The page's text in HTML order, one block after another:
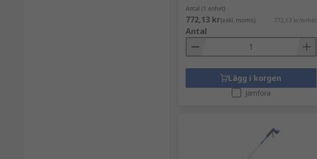
Antal (1 enhet)
772,13 kr(exkl. moms) 772,13 kr/enhet
Antal
Lägg i korgen
Jämföra